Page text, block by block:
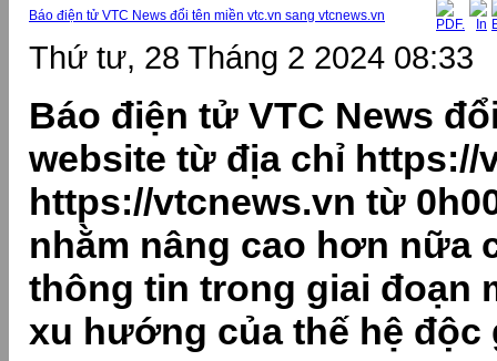
Báo điện tử VTC News đổi tên miền vtc.vn sang vtcnews.vn
Thứ tư, 28 Tháng 2 2024 08:33
Báo điện tử VTC News
website từ địa chỉ https://
https://vtcnews.vn từ
nhằm nâng cao hơn nữa
thông tin trong giai đoạn
xu hướng của thế hệ độc